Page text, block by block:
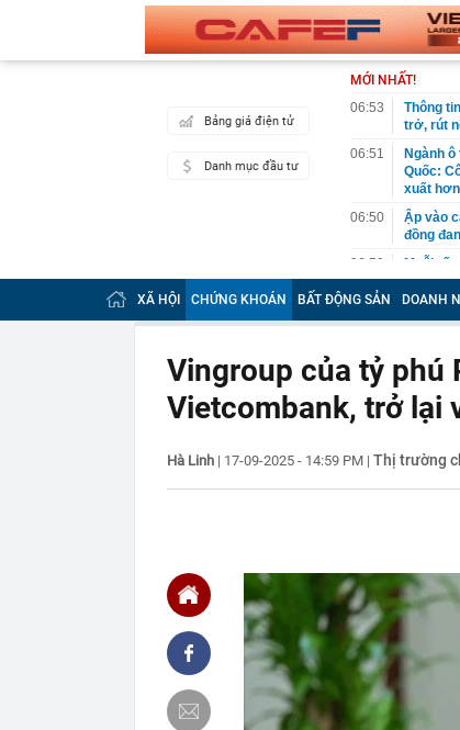
Bảng giá điện tử
Danh mục đầu tư
MỚI NHẤT!
06:53
Thông
trở, rút
06:51
Ngành
Quốc:
xuất
06:50
Ập vào
đồng
06:50
Muỗi rất
06:45
Phó
vực
lý
06:41
Cả
nghỉ
06:39
Việt
Á vừa
06:37
Lo ngại
Từng
06:30
Gộp hoá
thuế
06:28
Loạt
loạt
tuyến
06:28
Hiệu
XÃ HỘI CHỨNG KHOÁN BẤT ĐỘNG SẢN DOANH
Vingroup của tỷ phú
Vietcombank, trở lại
Hà Linh | 17-09-2025 - 14:59 PM | Thị trường